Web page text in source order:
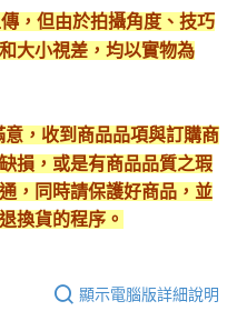
，但由於拍攝角度、技巧
大小視差，均以實物為
，收到商品品項與訂購商
損，或是有商品品質之瑕
，同時請保護好商品，並
換貨的程序。
顯示電腦版詳細說明